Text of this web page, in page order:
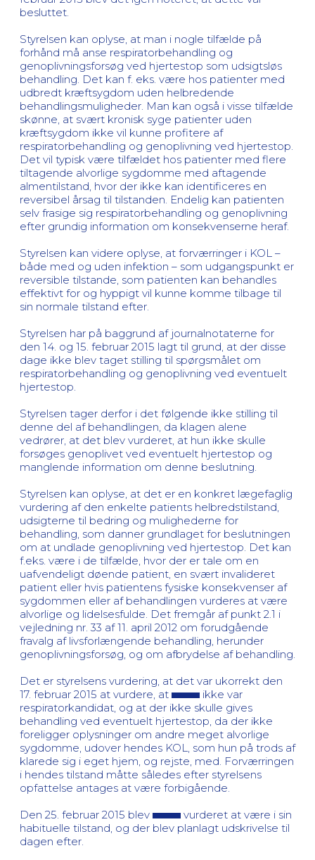
besluttet.
Styrelsen kan oplyse, at man i nogle tilfælde på
forhånd må anse respiratorbehandling og
genoplivningsforsøg ved hjertestop som udsigtsløs
behandling. Det kan f. eks. være hos patienter med
udbredt kræftsygdom uden helbredende
behandlingsmuligheder. Man kan også i visse tilfælde
skønne, at svært kronisk syge patienter uden
kræftsygdom ikke vil kunne profitere af
respiratorbehandling og genoplivning ved hjertestop.
Det vil typisk være tilfældet hos patienter med flere
tiltagende alvorlige sygdomme med aftagende
almentilstand, hvor der ikke kan identificeres en
reversibel årsag til tilstanden. Endelig kan patienten
selv frasige sig respiratorbehandling og genoplivning
efter grundig information om konsekvenserne heraf.
Styrelsen kan videre oplyse, at forværringer i KOL –
både med og uden infektion – som udgangspunkt er
reversible tilstande, som patienten kan behandles
effektivt for og hyppigt vil kunne komme tilbage til
sin normale tilstand efter.
Styrelsen har på baggrund af journalnotaterne for
den 14. og 15. februar 2015 lagt til grund, at der disse
dage ikke blev taget stilling til spørgsmålet om
respiratorbehandling og genoplivning ved eventuelt
hjertestop.
Styrelsen tager derfor i det følgende ikke stilling til
denne del af behandlingen, da klagen alene
vedrører, at det blev vurderet, at hun ikke skulle
forsøges genoplivet ved eventuelt hjertestop og
manglende information om denne beslutning.
Styrelsen kan oplyse, at det er en konkret lægefaglig
vurdering af den enkelte patients helbredstilstand,
udsigterne til bedring og mulighederne for
behandling, som danner grundlaget for beslutningen
om at undlade genoplivning ved hjertestop. Det kan
f.eks. være i de tilfælde, hvor der er tale om en
uafvendeligt døende patient, en svært invalideret
patient eller hvis patientens fysiske konsekvenser af
sygdommen eller af behandlingen vurderes at være
alvorlige og lidelsesfulde. Det fremgår af punkt 2.1 i
vejledning nr. 33 af 11. april 2012 om forudgående
fravalg af livsforlængende behandling, herunder
genoplivningsforsøg, og om afbrydelse af behandling.
Det er styrelsens vurdering, at det var ukorrekt den
17. februar 2015 at vurdere, at
ikke var
respiratorkandidat, og at der ikke skulle gives
behandling ved eventuelt hjertestop, da der ikke
foreligger oplysninger om andre meget alvorlige
sygdomme, udover hendes KOL, som hun på trods af
klarede sig i eget hjem, og rejste, med. Forværringen
i hendes tilstand måtte således efter styrelsens
opfattelse antages at være forbigående.
Den 25. februar 2015 blev
vurderet at være i sin
habituelle tilstand, og der blev planlagt udskrivelse til
dagen efter.